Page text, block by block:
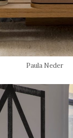
Paula Neder